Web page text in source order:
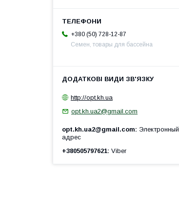
+380 (50) 728-12-87
Семен, товары для бассейна
http://opt.kh.ua
opt.kh.ua2@gmail.com
opt.kh.ua2@gmail.com
Электронный
адрес
+380505797621 Viber